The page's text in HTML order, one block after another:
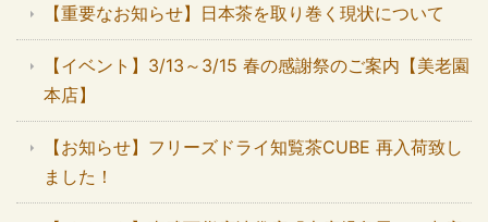
【重要なお知らせ】日本茶を取り巻く現状について
【イベント】3/13～3/15 春の感謝祭のご案内【美老園
本店】
【お知らせ】フリーズドライ知覧茶CUBE 再入荷致し
ました！